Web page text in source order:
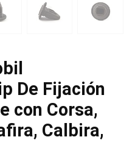
De Fijación
con Corsa,
Calbira,